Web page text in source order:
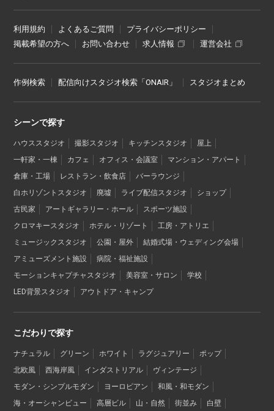
利用規約 よくあるご質問
プライバシーポリシー
掲載希望の方へ
お問い合わせ 求人情報 運営会社
作例検索 配信向けスタジオ検索「ONAIR」 スタジオまとめ
シーンで探す
ハウススタジオ 撮影スタジオ キッチンスタジオ
屋上
一軒家・一棟
カフェ オフィス・会議室
マンション・アパート
倉庫・工場
レストラン・飲食店
バーラウンジ
白ホリゾントスタジオ
廃墟 ライブ配信スタジオ
ショップ
古民家
アートギャラリー・ホール
スポーツ施設
クロマキースタジオ
ホテル・リゾート
工房・アトリエ
ミュージックスタジオ
公園・屋外
結婚式場・ウェディング会場
アミューズメント施設
病院・福祉施設
モーションキャプチャスタジオ
美容室・サロン
学校
LED背景スタジオ
アウトドア・キャンプ
こだわりで探す
ナチュラル グリーン ホワイト ラグジュアリー
ポップ
北欧風
西海岸風 インダストリアル
ヴィンテージ
モダン・シンプルモダン
ヨーロピアン
和風・和モダン
海・オーシャンビュー
高層ビル 山・自然 街並み
白壁